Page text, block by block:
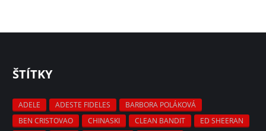
ŠTÍTKY
ADELE ADESTE FIDELES
BARBORA POLÁKOVÁ
BEN CRISTOVAO
CHINASKI CLEAN BANDIT
ED SHEERAN